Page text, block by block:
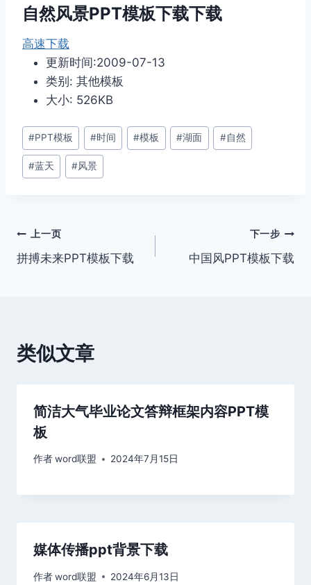
自然风景PPT模板下载下载
高速下载
更新时间:2009-07-13
类别: 其他模板
大小: 526KB
文
章
标
#PPT模板 #时间 #模板 #湖面 #自然
#蓝天 #风景
文
章
上一页
拼搏未来PPT模板下载
下一步
中国风PPT模板下载
类似文章
简洁大气毕业论文答辩框架内容PPT模
板
作者word联盟 2024年7月15日
媒体传播ppt背景下载
作者word联盟 2024年6月13日